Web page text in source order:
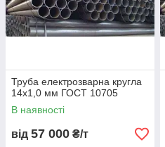
Труба електрозварна кругла
14х1,0 мм ГОСТ 10705
В наявності
від 57 000 ₴/т